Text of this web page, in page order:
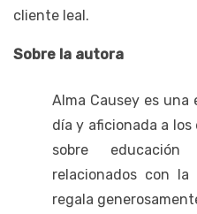
cliente leal.
Sobre la autora
Alma Causey es
día y aficionada a
sobre
relacionados con
regala